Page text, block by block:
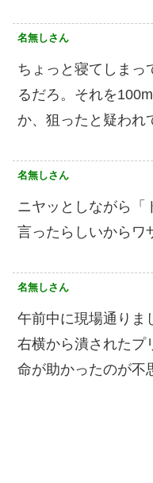
名無しさん
ちょっと寝てしまっ
るだろ。それを
か、狙ったと疑われ
名無しさん
ニヤッとしながら「
言ったらしいからワ
名無しさん
午前中に現場通りま
右横から潰されたプ
命が助かったのが不